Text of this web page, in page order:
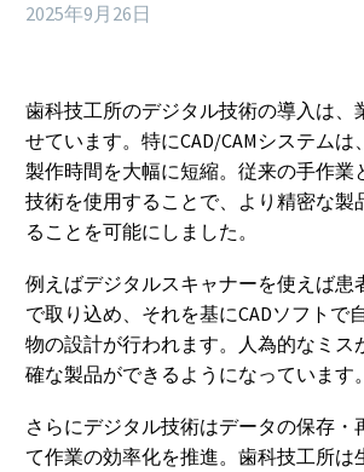
2025年9月26日
歯科技工所のデジタル技術の導入は、
せています。特にCAD/CAMシステム
製作時間を大幅に短縮。従来の手作業
技術を使用することで、より精密な製
ることを可能にしました。
例えばデジタルスキャナーを使えば患
で取り込め、それを基にCADソフトで
物の設計が行われます。人為的なミス
確な製品ができるようになっています。
さらにデジタル技術はデータの保存・
て作業の効率化を推進。歯科技工所は